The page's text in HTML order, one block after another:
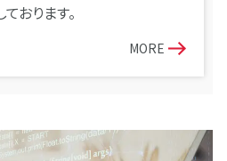
おります。
MORE